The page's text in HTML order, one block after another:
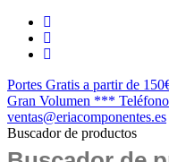
Saltar
contenido
twitter
facebook
instagram
Portes Gratis a partir de
Gran Volumen ***
ventas@eriacomponentes.es
Buscador de productos